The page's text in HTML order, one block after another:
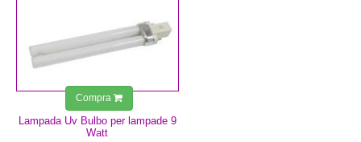
Lampada Uv Bulbo per lampade 9
Watt
Compra